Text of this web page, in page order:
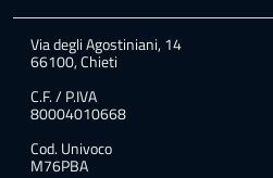
Via degli Agostiniani, 14
66100, Chieti
C.F. / P.IVA
80004010668
Cod. Univoco
M76PBA